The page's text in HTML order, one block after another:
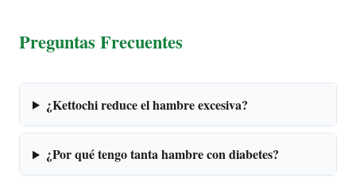
Preguntas Frecuentes
¿Kettochi reduce el hambre excesiva?
¿Por qué tengo tanta hambre con diabetes?